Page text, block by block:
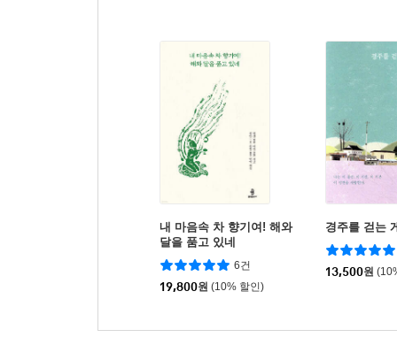
내 마음속 차 향기여! 해와
달을 품고 있네
6건
19,800원 (10% 할인)
경주를 걷는
13,500원